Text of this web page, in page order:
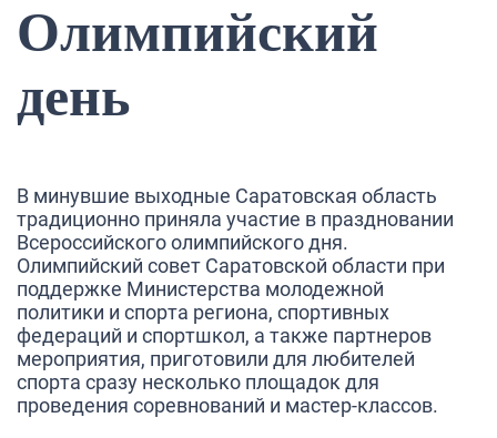
Олимпийский
день
В минувшие выходные Саратовская область
традиционно приняла участие в праздновании
Всероссийского олимпийского дня.
Олимпийский совет Саратовской области при
поддержке Министерства молодежной
политики и спорта региона, спортивных
федераций и спортшкол, а также партнеров
мероприятия, приготовили для любителей
спорта сразу несколько площадок для
проведения соревнований и мастер-классов.